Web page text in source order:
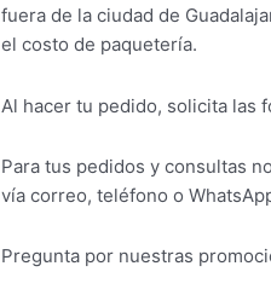
fuera de la ciudad de
el costo de paquetería.
Al hacer tu pedido, solicita las
Para tus pedidos y consultas
vía correo, teléfono o
Pregunta por nuestras